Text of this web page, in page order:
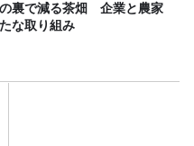
裏で減る茶畑 企業と農家
な取り組み